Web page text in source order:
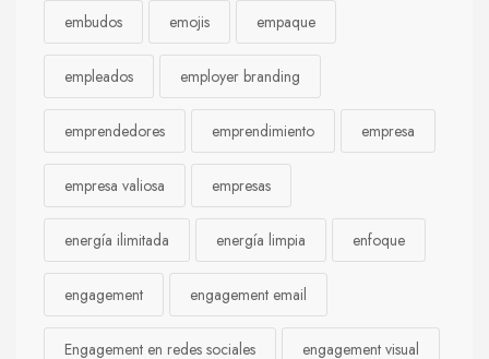
embudos emojis empaque
empleados employer branding
emprendedores emprendimiento empresa
empresa valiosa empresas
energía ilimitada energía limpia enfoque
engagement engagement email
Engagement en redes sociales engagement visual